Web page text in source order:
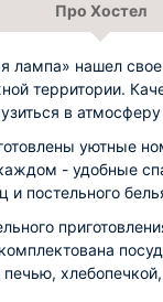
Про Хостел
лампа» нашел
территории.
в
уютные
- удобные
и постельного
печью,